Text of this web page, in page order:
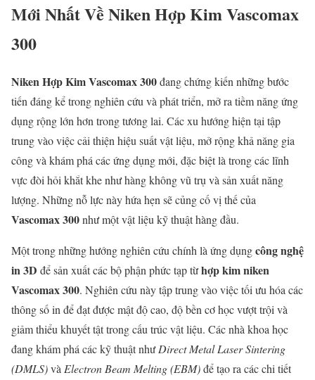
Mới Nhất Về Niken Hợp Kim Vascomax
300
Niken Hợp Kim Vascomax 300đang chứng kiến những bước
tiến đáng kể trong nghiên cứu và phát triển, mở ra tiềm năng ứng
dụng rộng lớn hơn trong tương lai. Các xu hướng hiện tại tập
trung vào việc cải thiện hiệu suất vật liệu, mở rộng khả năng gia
công và khám phá các ứng dụng mới, đặc biệt là trong các lĩnh
vực đòi hỏi khắt khe như hàng không vũ trụ và sản xuất năng
lượng. Những nỗ lực này hứa hẹn sẽ củng cố vị thế của
Vascomax 300như một vật liệu kỹ thuật hàng đầu.
Một trong những hướng nghiên cứu chính là ứng dụngcông nghệ
in 3D để sản xuất các bộ phận phức tạp từhợp kim niken
Vascomax 300. Nghiên cứu này tập trung vào việc tối ưu hóa các
thông số in để đạt được mật độ cao, độ bền cơ học vượt trội và
giảm thiểu khuyết tật trong cấu trúc vật liệu. Các nhà khoa học
đang khám phá các kỹ thuật nhưDirect Metal Laser Sintering
(DMLS)vàElectron Beam Melting (EBM)để tạo ra các chi tiết